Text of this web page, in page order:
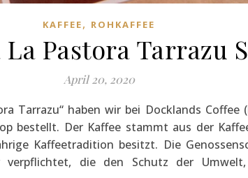
KAFFEE, ROHKAFFEE
Pastora Tarrazu
April 20, 2020
Tarrazu“ haben wir bei Docklands
bestellt. Der Kaffee stammt aus der
Kaffeetradition besitzt. Die
verpflichtet, die den Schutz der